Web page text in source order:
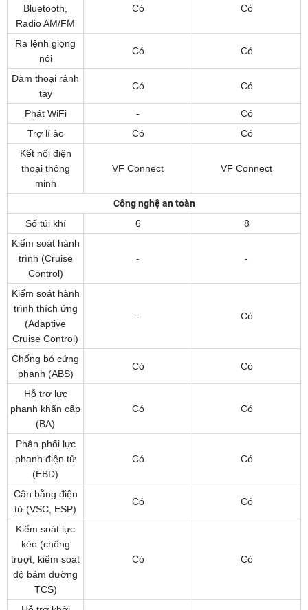
Bluetooth,
Radio AM/FM
Có Có
Ra lệnh giọng
nói
Có Có
Đàm thoại rảnh
tay
Có Có
Phát WiFi -
Có
Trợ lí ảo
Có
Có
Kết nối điện
thoại thông
minh
VF Connect VF Connect
Công nghệ an toàn
Số túi khí
6
8
Kiểm soát hành
trình (Cruise
Control)
- -
Kiểm soát hành
trình thích ứng
(Adaptive
Cruise Control)
- Có
Chống bó cứng
phanh (ABS)
Có Có
Hỗ trợ lực
phanh khẩn cấp
(BA)
Có Có
Phân phối lực
phanh điện tử
(EBD)
Có Có
Cân bằng điện
tử (VSC, ESP)
Có Có
Kiểm soát lực
kéo (chống
trượt, kiểm soát
độ bám đường
TCS)
Có Có